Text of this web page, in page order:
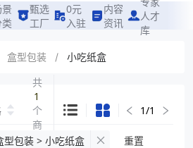
共挤热
收缩袋
221360
烤箱袋
甄选
工厂
0元
入驻
内容
资讯
人才
库
盒型包装 / 小吃纸盒
共
1
个
商
品
1/1
型包装 > 小吃纸盒 重置